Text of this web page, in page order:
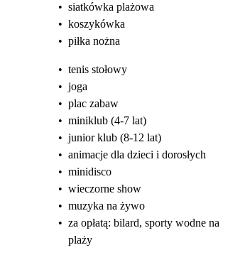
• siatkówka plażowa
• koszykówka
• piłka nożna
• tenis stołowy
• joga
• plac zabaw
• miniklub (4-7 lat)
• junior klub (8-12 lat)
• animacje dla dzieci i dorosłych
• minidisco
• wieczorne show
• muzyka na żywo
• za opłatą: bilard, sporty wodne na
plaży